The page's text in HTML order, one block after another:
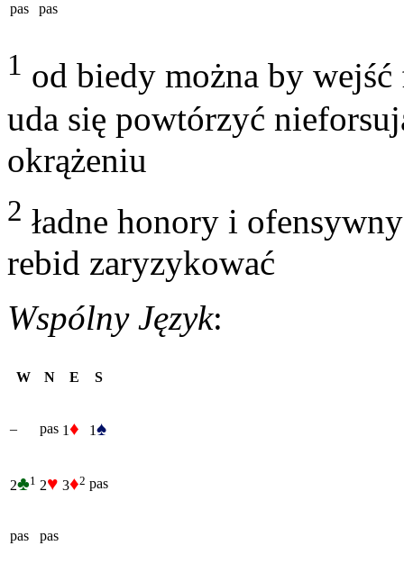
pas pas
1 od biedy można by
uda się powtórzyć
okrążeniu
2 ładne honory i
rebid zaryzykować
Wspólny Język:
W N E S
– pas 1♦ 1♠
2♣1 2♥ 3♦2 pas
pas pas